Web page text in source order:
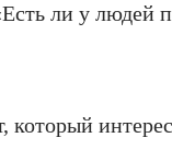
ли у людей